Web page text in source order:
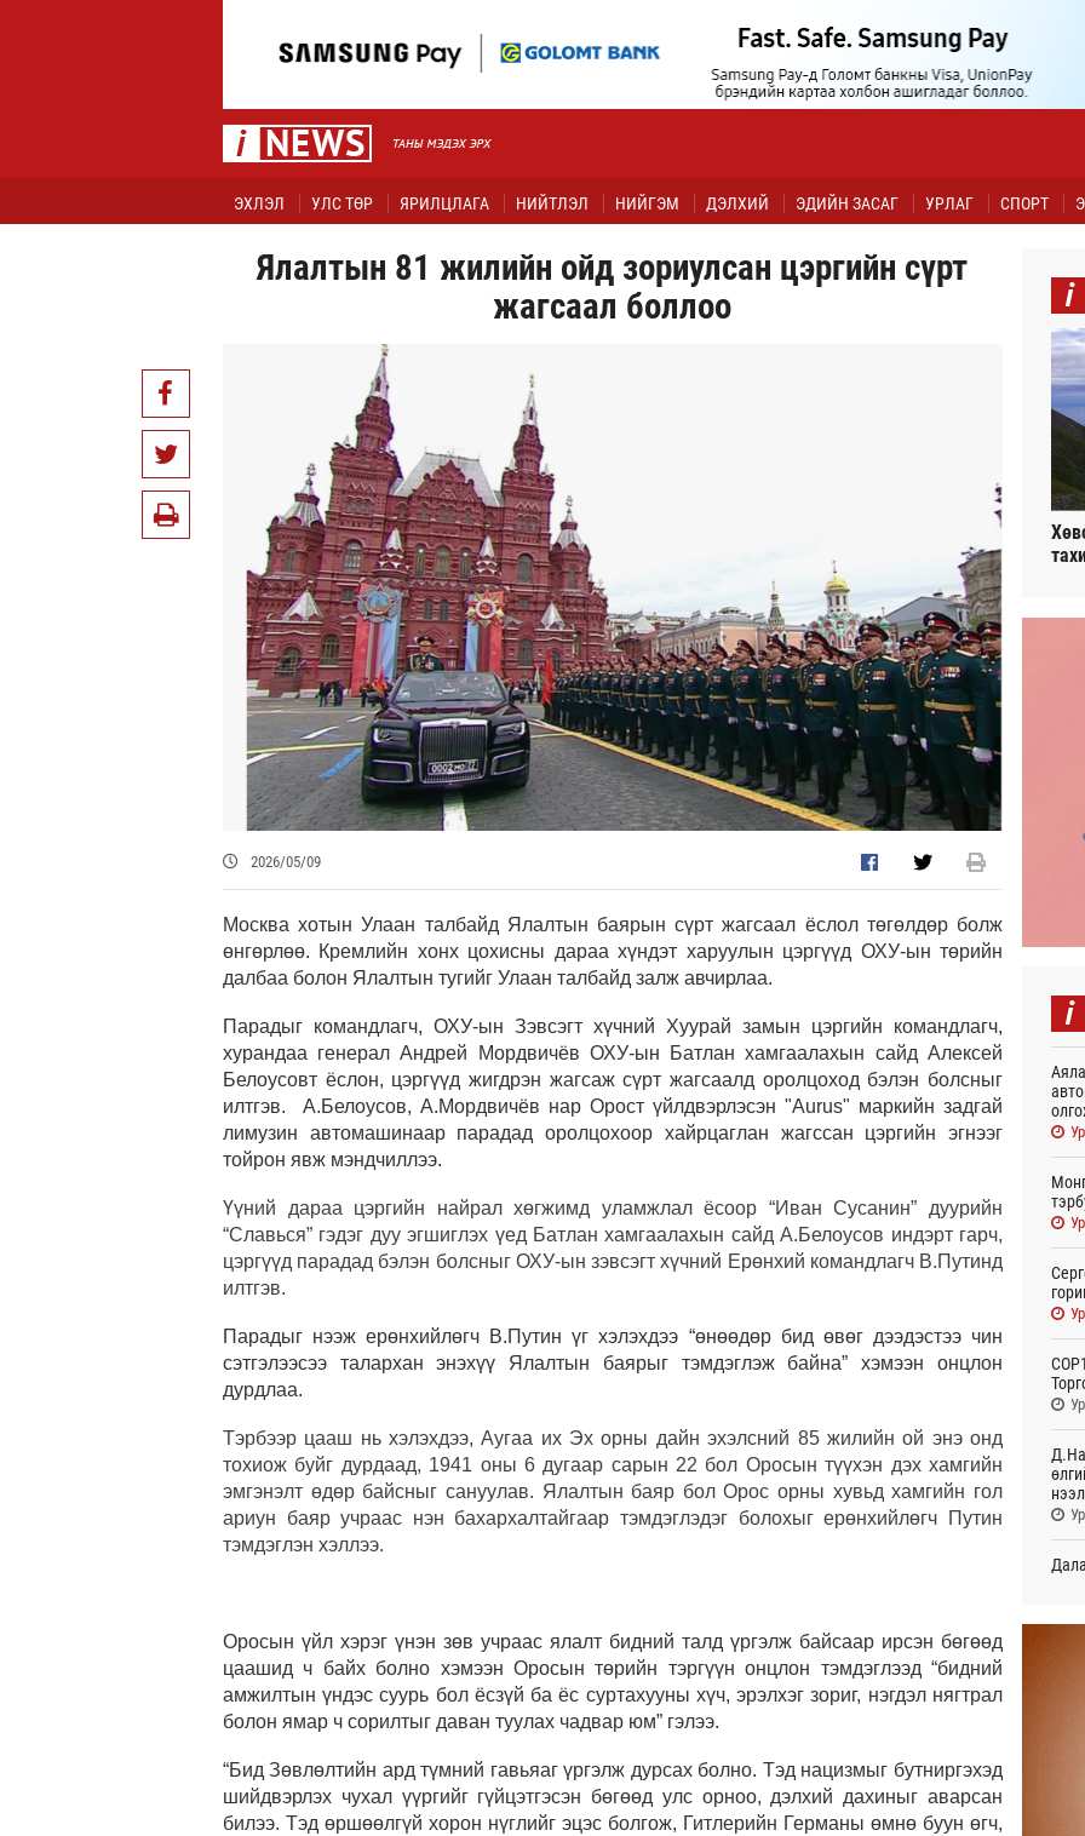
ЭХЛЭЛ УЛС ТӨР ЯРИЛЦЛАГА НИЙТЛЭЛ НИЙГЭМ ДЭЛХИЙ ЭДИЙН ЗАСАГ УРЛАГ СПОРТ
Ялалтын 81 жилийн ойд зориулсан цэргийн сүрт
жагсаал боллоо
2026/05/09
Москва хотын Улаан талбайд Ялалтын баярын сүрт жагсаал ёслол төгөлдөр болж
өнгөрлөө. Кремлийн хонх цохисны дараа хүндэт харуулын цэргүүд ОХУ-ын төрийн
далбаа болон Ялалтын тугийг Улаан талбайд залж авчирлаа.
Парадыг командлагч, ОХУ-ын Зэвсэгт хүчний Хуурай замын цэргийн командлагч,
хурандаа генерал Андрей Мордвичёв ОХУ-ын Батлан хамгаалахын сайд Алексей
Белоусовт ёслон, цэргүүд жигдрэн жагсаж сүрт жагсаалд оролцоход бэлэн болсныг
илтгэв. А.Белоусов, А.Мордвичёв нар Орост үйлдвэрлэсэн "Aurus" маркийн задгай
лимузин автомашинаар парадад оролцохоор хайрцаглан жагссан цэргийн эгнээг
тойрон явж мэндчиллээ.
Үүний дараа цэргийн найрал хөгжимд уламжлал ёсоор “Иван Сусанин” дуурийн
“Славься” гэдэг дуу эгшиглэх үед Батлан хамгаалахын сайд А.Белоусов индэрт гарч,
цэргүүд парадад бэлэн болсныг ОХУ-ын зэвсэгт хүчний Ерөнхий командлагч В.Путинд
илтгэв.
Парадыг нээж ерөнхийлөгч В.Путин үг хэлэхдээ “өнөөдөр бид өвөг дээдэстээ чин
сэтгэлээсээ талархан энэхүү Ялалтын баярыг тэмдэглэж байна” хэмээн онцлон
дурдлаа.
Тэрбээр цааш нь хэлэхдээ, Аугаа их Эх орны дайн эхэлсний 85 жилийн ой энэ онд
тохиож буйг дурдаад, 1941 оны 6 дугаар сарын 22 бол Оросын түүхэн дэх хамгийн
эмгэнэлт өдөр байсныг сануулав. Ялалтын баяр бол Орос орны хувьд хамгийн гол
ариун баяр учраас нэн бахархалтайгаар тэмдэглэдэг болохыг ерөнхийлөгч Путин
тэмдэглэн хэллээ.
Оросын үйл хэрэг үнэн зөв учраас ялалт бидний талд үргэлж байсаар ирсэн бөгөөд
цаашид ч байх болно хэмээн Оросын төрийн тэргүүн онцлон тэмдэглээд “бидний
амжилтын үндэс суурь бол ёсзүй ба ёс суртахууны хүч, эрэлхэг зориг, нэгдэл нягтрал
болон ямар ч сорилтыг даван туулах чадвар юм” гэлээ.
“Бид Зөвлөлтийн ард түмний гавьяаг үргэлж дурсах болно. Тэд нацизмыг бутниргэхэд
шийдвэрлэх чухал үүргийг гүйцэтгэсэн бөгөөд улс орноо, дэлхий дахиныг аварсан
билээ. Тэд өршөөлгүй хорон нүглийг эцэс болгож, Гитлерийн Германы өмнө буун өгч,
i
i